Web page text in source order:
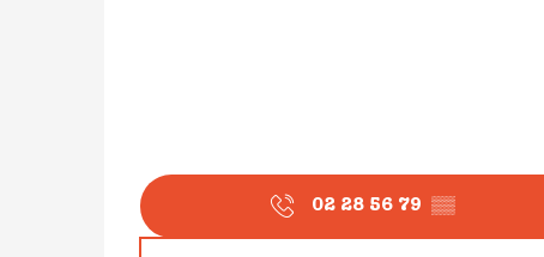
02 28 56 79 ▒▒